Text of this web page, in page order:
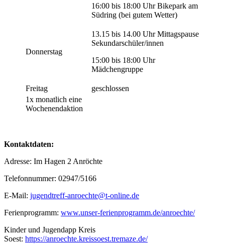
16:00 bis 18:00 Uhr Bikepark am
Südring (bei gutem Wetter)
Donnerstag
13.15 bis 14.00 Uhr Mittagspause
Sekundarschüler/innen
15:00 bis 18:00 Uhr
Mädchengruppe
Freitag
geschlossen
1x monatlich eine
Wochenendaktion
Kontaktdaten:
Adresse: Im Hagen 2 Anröchte
Telefonnummer: 02947/5166
E-Mail: jugendtreff-anroechte@t-online.de
Ferienprogramm: www.unser-ferienprogramm.de/anroechte/
Kinder und Jugendapp Kreis
Soest: https://anroechte.kreissoest.tremaze.de/